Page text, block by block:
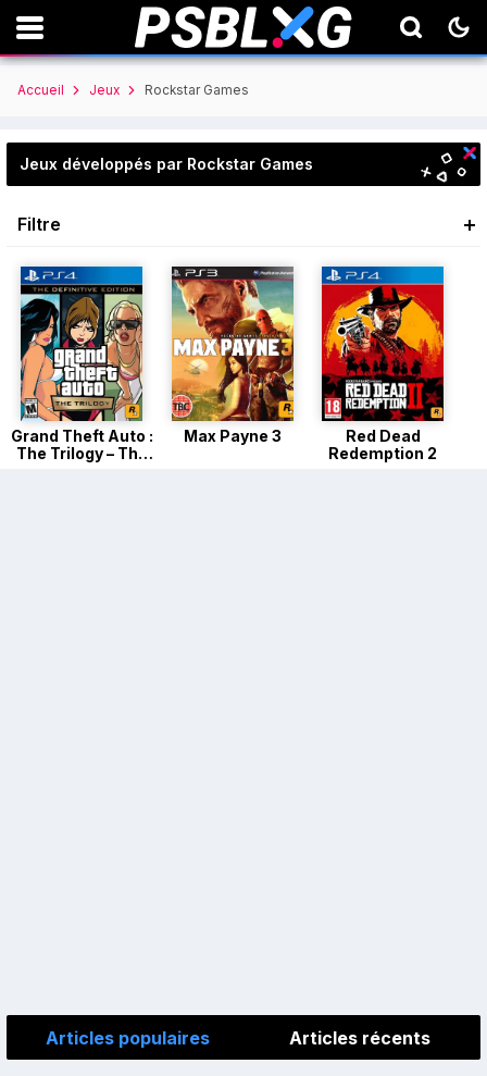
Accueil Jeux Rockstar Games
Jeux développés par Rockstar Games
Filtre
Grand Theft Auto :
The Trilogy – The
Max Payne 3
Red Dead
Redemption 2
Articles populaires Articles récents